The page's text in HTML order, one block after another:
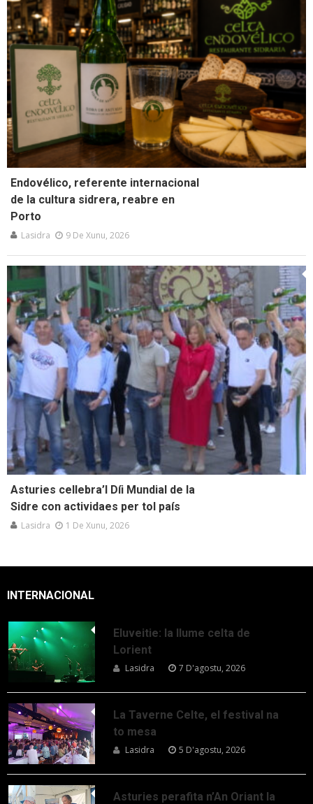
Endovélico, referente internacional
de la cultura sidrera, reabre en
Porto
Lasidra 9 De Xunu, 2026
Asturies cellebra’l Díi Mundial de la
Sidre con actividaes per tol país
Lasidra 1 De Xunu, 2026
INTERNACIONAL
Eluveitie: la llume celta de
Lorient
Lasidra 7 D'agostu, 2026
La Taverne Celte, el festival na
to mesa
Lasidra 5 D'agostu, 2026
Asturies perafita n’An Oriant la